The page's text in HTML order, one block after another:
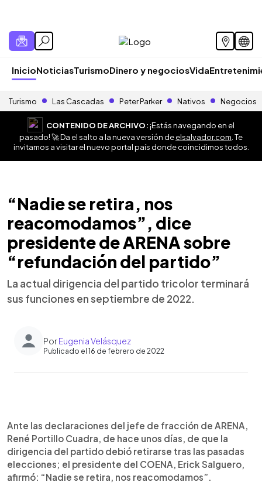
InicioNoticiasTurismoDinero y negociosVida
Turismo Las Cascadas Peter Parker Nativos Negocios
CONTENIDO DE ARCHIVO:¡Estás navegando en el
pasado! 🚀 Da el salto a la nueva versión deelsalvador.com . Te
invitamos a visitar el nuevo portal país donde coincidimos todos.
“Nadie se retira, nos
reacomodamos”, dice
presidente de ARENA sobre
“refundación del partido”
La actual dirigencia del partido tricolor terminará
sus funciones en septiembre de 2022.
PorEugenia Velásquez
Publicado el 16 de febrero de 2022
Escuchar artículo
Ante las declaraciones del jefe de fracción de ARENA,
René Portillo Cuadra, de hace unos días, de que la
dirigencia del partido debió retirarse tras las pasadas
elecciones; el presidente del COENA, Erick Salguero,
afirmó: “Nadie se retira, nos reacomodamos”.